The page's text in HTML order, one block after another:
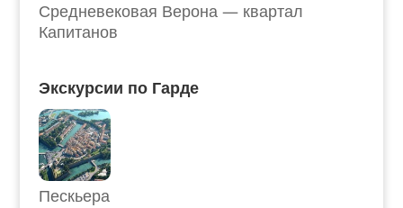
Средневековая Верона — квартал
Капитанов
Экскурсии по Гарде
Пескьера